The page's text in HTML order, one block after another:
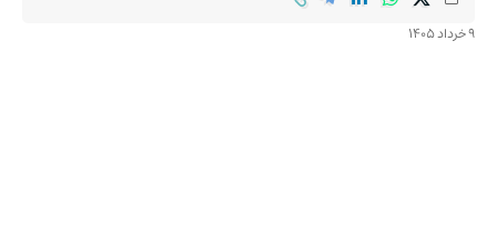
9 خرداد 1405